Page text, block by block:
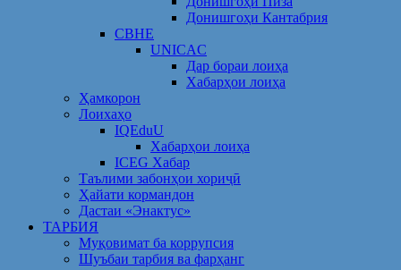
Донишгоҳи Кантабрия
CBHE
UNICAC
Дар бораи лоиҳа
Хабарҳои лоиҳа
Ҳамкорон
Лоихаҳо
IQEduU
Хабарҳои лоиҳа
ICEG Хабар
Таълими забонҳои хориҷӣ
Ҳайати кормандон
Дастаи «Энактус»
ТАРБИЯ
Муқовимат ба коррупсия
Шуъбаи тарбия ва фарҳанг